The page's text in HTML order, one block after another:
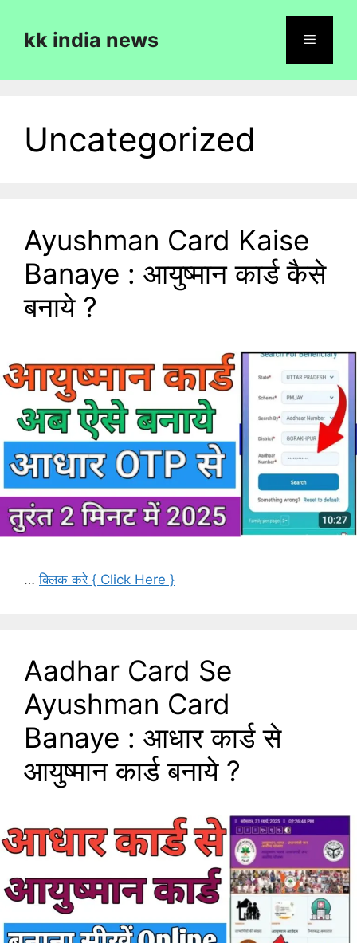
contentkk india news
Uncategorized
Ayushman Card Kaise
Banaye : आयुष्मान कार्ड कैसे
बनाये ?
…क्लिक करे { Click Here }
Aadhar Card Se
Ayushman Card
Banaye : आधार कार्ड से
आयुष्मान कार्ड बनाये ?